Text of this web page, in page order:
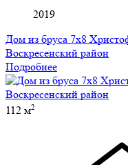
2019
Дом из бруса 7х8
Воскресенский район
Подробнее
112 м2